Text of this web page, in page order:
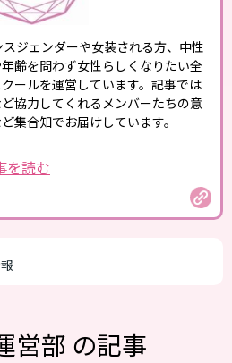
ジェンダーや女装される方、中性
齢を問わず女性らしくなりたい全
ールを運営しています。記事では
協力してくれるメンバーたちの意
集合知でお届けしています。
を読む
営部 の記事